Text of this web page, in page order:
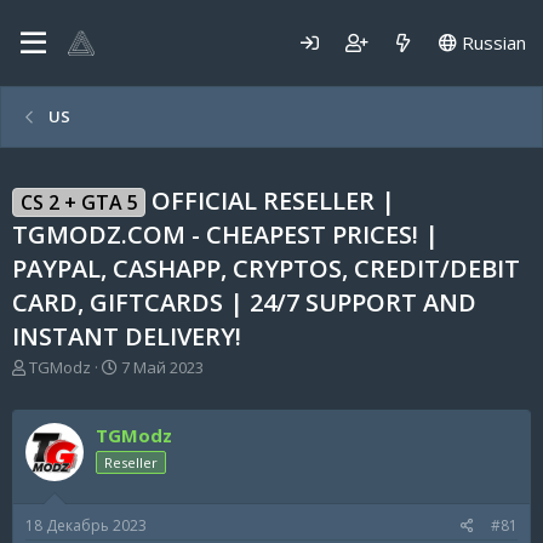
Russian
US
CS 2 + GTA 5 OFFICIAL RESELLER |
TGMODZ.COM - CHEAPEST PRICES! |
PAYPAL, CASHAPP, CRYPTOS, CREDIT/DEBIT
CARD, GIFTCARDS | 24/7 SUPPORT AND
INSTANT DELIVERY!
А
т
о
р
т
м
TGModz
Д
т
а
н
а
а
7 Май 2023
TGModz
Reseller
18 Декабрь 2023 #81